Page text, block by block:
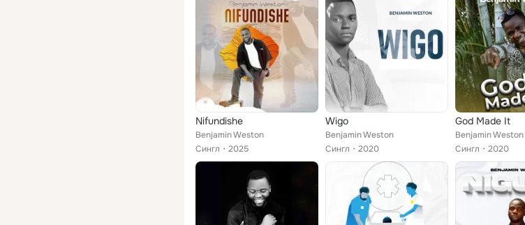
Nifundishe
Benjamin Weston
Сингл
2025
Wigo
Benjamin Weston
Сингл
2020
God Made It
Benjamin Weston
Сингл
2020